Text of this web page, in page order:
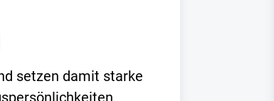
setzen damit starke